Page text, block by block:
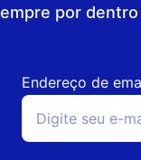
por
Endereço de